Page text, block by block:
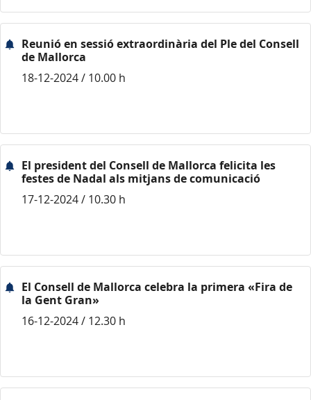
Reunió en sessió extraordinària del Ple del Consell
de Mallorca
18-12-2024 / 10.00 h
El president del Consell de Mallorca felicita les
festes de Nadal als mitjans de comunicació
17-12-2024 / 10.30 h
El Consell de Mallorca celebra la primera «Fira de
la Gent Gran»
16-12-2024 / 12.30 h